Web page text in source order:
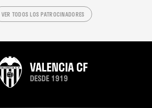
VER TODOS LOS PATROCINADORES